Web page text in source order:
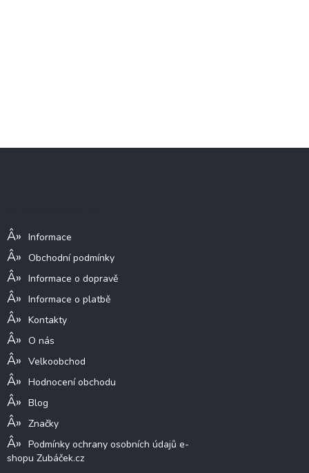
Informace
Obchodní podmínky
Informace o dopravě
Informace o platbě
Kontakty
O nás
Velkoobchod
Hodnocení obchodu
Blog
Značky
Podmínky ochrany osobních údajů e-
shopu Zubáček.cz